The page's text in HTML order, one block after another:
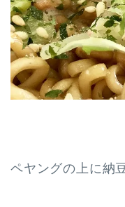
ペヤングの上に納